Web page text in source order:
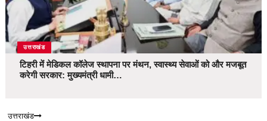
उत्तराखंड
टिहरी में मेडिकल कॉलेज स्थापना पर मंथन, स्वास्थ्य सेवाओं को और मजबूत
करेगी सरकार: मुख्यमंत्री धामी…
उत्तराखंड